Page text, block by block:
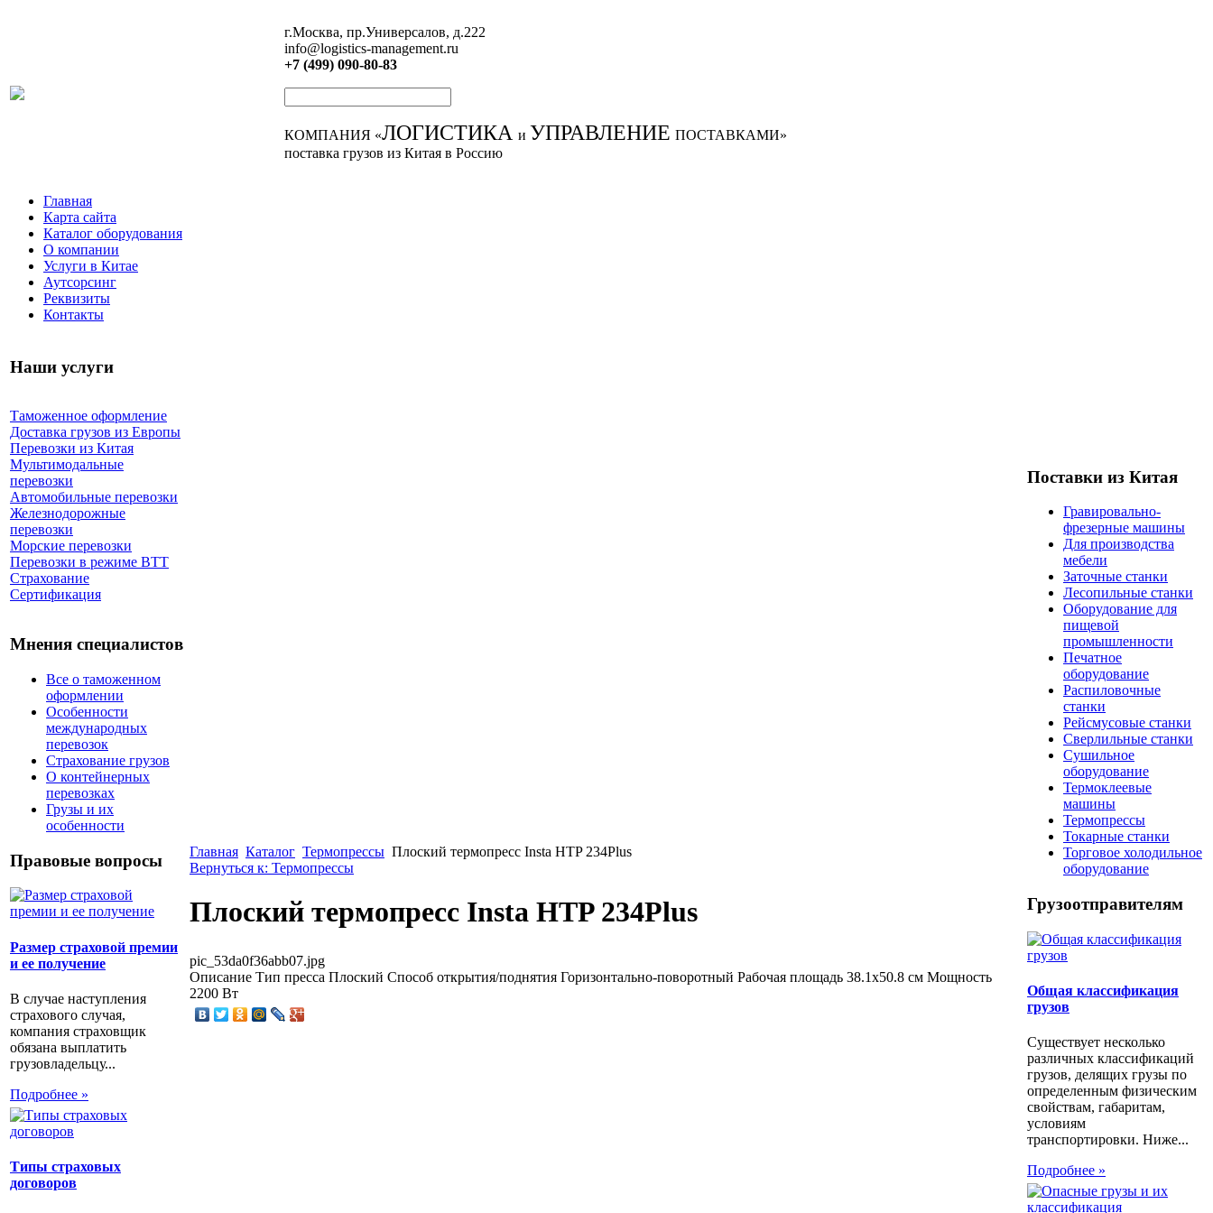
г.Москва, пр.Универсалов, д.222
info@logistics-management.ru
+7 (499) 090-80-83
КОМПАНИЯ «ЛОГИСТИКА и УПРАВЛЕНИЕ ПОСТАВКАМИ»
поставка грузов из Китая в Россию
Главная
Карта сайта
Каталог оборудования
О компании
Услуги в Китае
Аутсорсинг
Реквизиты
Контакты
Наши услуги
Таможенное оформление
Доставка грузов из Европы
Перевозки из Китая
Мультимодальные
перевозки
Автомобильные перевозки
Железнодорожные
перевозки
Морские перевозки
Перевозки в режиме ВТТ
Страхование
Сертификация
Мнения специалистов
Все о таможенном
оформлении
Особенности
международных
перевозок
Страхование грузов
О контейнерных
перевозках
Грузы и их
особенности
Правовые вопросы
Размер страховой премии
и ее получение
В случае наступления
страхового случая,
компания страховщик
обязана выплатить
грузовладельцу...
Подробнее »
Типы страховых
договоров
Главная Каталог Термопрессы Плоский термопресс Insta HTP 234Plus
Вернуться к: Термопрессы
Плоский термопресс Insta HTP 234Plus
pic_53da0f36abb07.jpg
Описание Тип пресса Плоский Способ открытия/поднятия Горизонтально-поворотный Рабочая площадь 38.1х50.8 см Мощность
2200 Вт
Поставки из Китая
Гравировально-
фрезерные машины
Для производства
мебели
Заточные станки
Лесопильные станки
Оборудование для
пищевой
промышленности
Печатное
оборудование
Распиловочные
станки
Рейсмусовые станки
Сверлильные станки
Сушильное
оборудование
Термоклеевые
машины
Термопрессы
Токарные станки
Торговое холодильное
оборудование
Грузоотправителям
Общая классификация
грузов
Существует несколько
различных классификаций
грузов, делящих грузы по
определенным физическим
свойствам, габаритам,
условиям
транспортировки. Ниже...
Подробнее »